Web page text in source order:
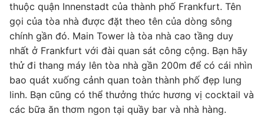
thuộc quận Innenstadt của thành phố Frankfurt. Tên
gọi của tòa nhà được đặt theo tên của dòng sông
chính gần đó. Main Tower là tòa nhà cao tầng duy
nhất ở Frankfurt với đài quan sát công cộng. Bạn hãy
thử đi thang máy lên tòa nhà gần 200m để có cái nhìn
bao quát xuống cảnh quan toàn thành phố đẹp lung
linh. Bạn cũng có thể thưởng thức hương vị cocktail và
các bữa ăn thơm ngon tại quầy bar và nhà hàng.